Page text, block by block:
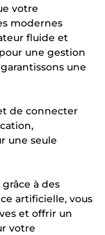
votre
modernes
fluide et
une gestion
une
de connecter
une seule
à des
artificielle, vous
et offrir un
votre